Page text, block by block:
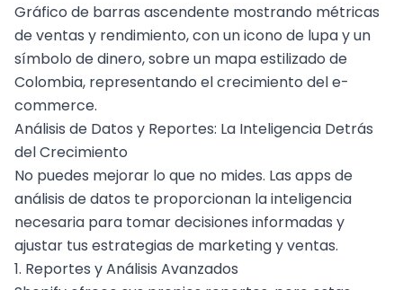
Gráfico de barras ascendente mostrando métricas
de ventas y rendimiento, con un icono de lupa y un
símbolo de dinero, sobre un mapa estilizado de
Colombia, representando el crecimiento del e-
commerce.
Análisis de Datos y Reportes: La Inteligencia Detrás
del Crecimiento
No puedes mejorar lo que no mides. Las apps de
análisis de datos te proporcionan la inteligencia
necesaria para tomar decisiones informadas y
ajustar tus estrategias de marketing y ventas.
1. Reportes y Análisis Avanzados